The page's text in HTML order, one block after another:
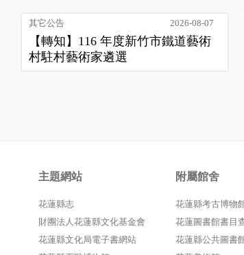
其它公告 2026-08-07
【轉知】116 年度新竹市鐵道藝術
村駐村藝術家遴選
主題網站
花蓮縣志
財團法人花蓮縣文化基金會
花蓮縣文化局電子書網站
附屬館舍
花蓮縣考古博物
花蓮圖書館書目
花蓮縣公共圖書